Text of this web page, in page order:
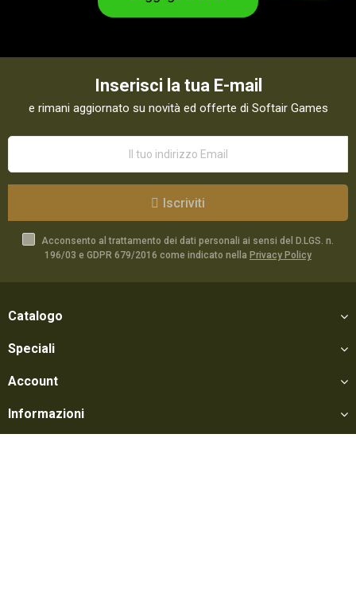
Inserisci la tua E-mail
e rimani aggiornato su novità ed offerte di Softair Games
Iscriviti
Acconsento al trattamento dei dati personali ai sensi del D.LGS. n.
196/03 e GDPR 679/2016 come indicato nella Privacy Policy
Catalogo
Speciali
Account
Informazioni